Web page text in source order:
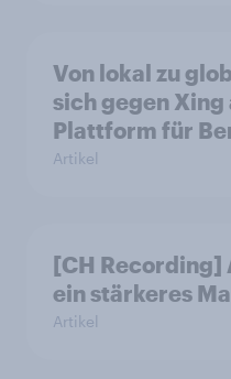
Von lokal zu
sich gegen
Plattform für
Artikel
[CH Recording]
ein stärkeres
Artikel